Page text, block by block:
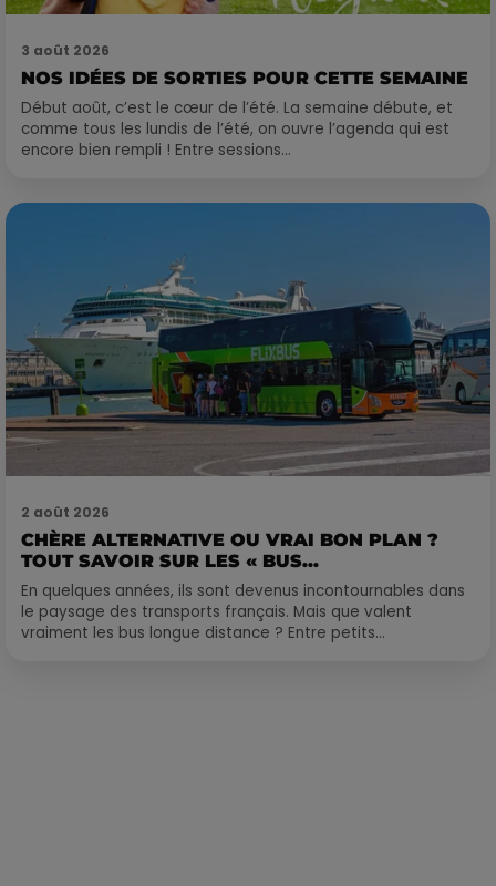
3 août 2026
NOS IDÉES DE SORTIES POUR CETTE SEMAINE
Début août, c’est le cœur de l’été. La semaine débute, et
comme tous les lundis de l’été, on ouvre l’agenda qui est
encore bien rempli ! Entre sessions...
2 août 2026
CHÈRE ALTERNATIVE OU VRAI BON PLAN ?
TOUT SAVOIR SUR LES « BUS...
En quelques années, ils sont devenus incontournables dans
le paysage des transports français. Mais que valent
vraiment les bus longue distance ? Entre petits...